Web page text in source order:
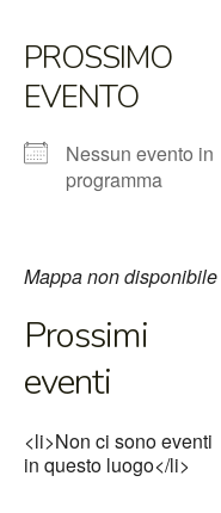
PROSSIMO
EVENTO
Nessun evento in
programma
Mappa non disponibile
Prossimi
eventi
<li>Non ci sono eventi
in questo luogo</li>